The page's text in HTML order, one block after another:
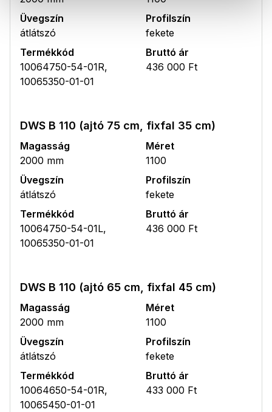
Üvegszín
átlátszó
Profilszín
fekete
Termékkód
10064750-54-01R,
10065350-01-01
Bruttó ár
436 000 Ft
DWS B 110 (ajtó 75 cm, fixfal 35 cm)
Magasság
2000 mm
Méret
1100
Üvegszín
átlátszó
Profilszín
fekete
Termékkód
10064750-54-01L,
10065350-01-01
Bruttó ár
436 000 Ft
DWS B 110 (ajtó 65 cm, fixfal 45 cm)
Magasság
2000 mm
Méret
1100
Üvegszín
átlátszó
Profilszín
fekete
Termékkód
10064650-54-01R,
10065450-01-01
Bruttó ár
433 000 Ft